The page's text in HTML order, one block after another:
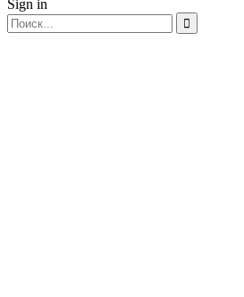
Sign in